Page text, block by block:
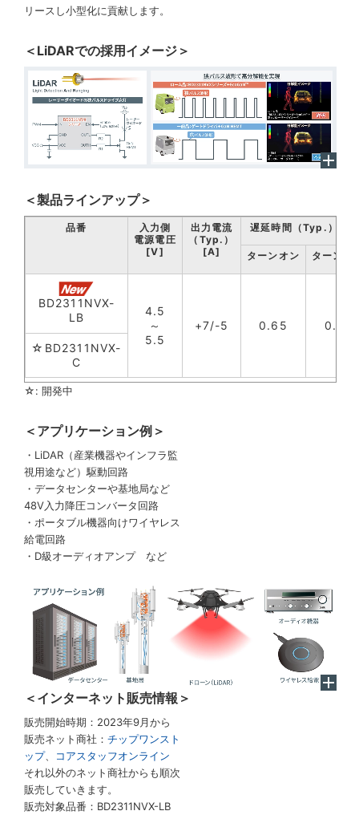
リースし小型化に貢献します。
＜LiDARでの採用イメージ＞
＜製品ラインアップ＞
品番
入力側
電源電圧
[V]
出力電流
（Typ.）
[A]
遅延時間（Typ.）
ターンオン ターンオ
BD2311NVX-
LB
4.5
～
5.5
+7/-5 0.65
0.70
☆BD2311NVX-
C
☆: 開発中
＜アプリケーション例＞
・LiDAR（産業機器やインフラ監
視用途など）駆動回路
・データセンターや基地局など
48V入力降圧コンバータ回路
・ポータブル機器向けワイヤレス
給電回路
・D級オーディオアンプ など
＜インターネット販売情報＞
販売開始時期：2023年9月から
販売ネット商社： チップワンスト
ップ、
コアスタッフオンライン
それ以外のネット商社からも順次
販売していきます。
販売対象品番：BD2311NVX-LB